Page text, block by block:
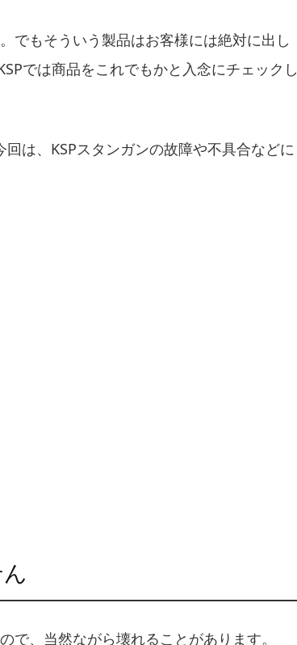
でもそういう製品はお客様には絶対に出し
では商品をこれでもかと入念にチェックし
は、KSPスタンガンの故障や不具合などに
、当然ながら壊れることがあります。